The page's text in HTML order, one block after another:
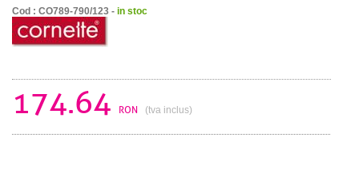
Cod : CO789-790/123 - in stoc
174.64 RON (tva inclus)